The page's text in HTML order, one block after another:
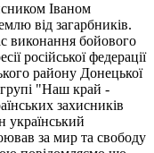
Іваном
від загарбників.
виконання бойового
російської федерації
району Донецької
"Наш край -
захисників
за мир та свободу